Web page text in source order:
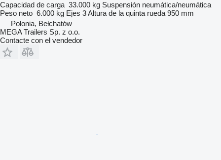
Capacidad de carga 33.000 kg Suspensión neumática/neumática
Peso neto 6.000 kg Ejes 3Altura de la quinta rueda 950 mm
Polonia, Bełchatów
MEGA Trailers Sp. z o.o.
Contacte con el vendedor